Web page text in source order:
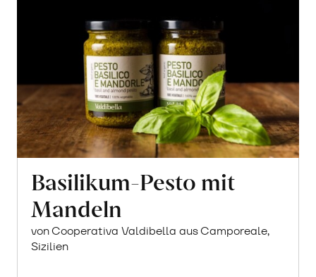
Basilikum-Pesto mit
Mandeln
von Cooperativa Valdibella aus Camporeale,
Sizilien